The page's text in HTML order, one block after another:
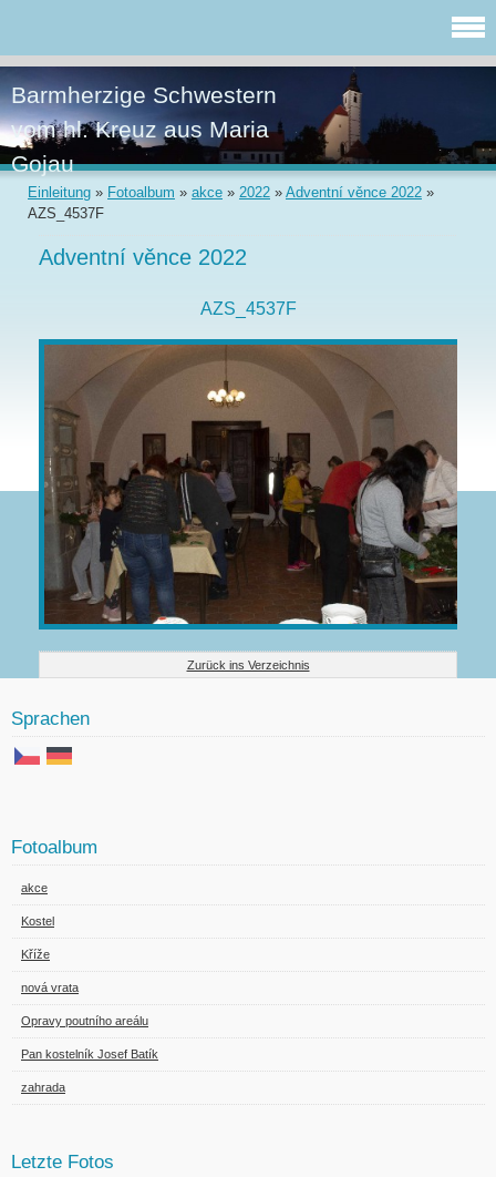
Barmherzige Schwestern
vom hl. Kreuz aus Maria
Gojau
Einleitung » Fotoalbum » akce » 2022 » Adventní věnce 2022 »
AZS_4537F
Adventní věnce 2022
AZS_4537F
Zurück ins Verzeichnis
Sprachen
Fotoalbum
akce
Kostel
Kříže
nová vrata
Opravy poutního areálu
Pan kostelník Josef Batík
zahrada
Letzte Fotos